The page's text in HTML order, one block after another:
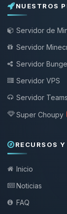
NUESTROS
Servidor de
Servidor
Servidor
Servidor VPS
Servidor
Super Choupy
RECURSOS
Inicio
Noticias
FAQ